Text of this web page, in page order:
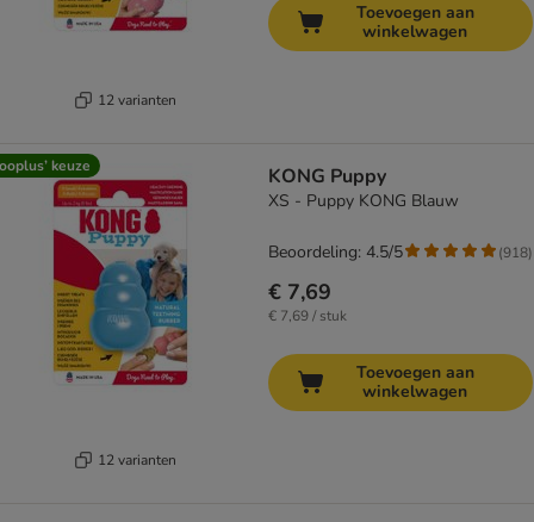
12 varianten
Toevoegen aan
winkelwagen
keuze
12 varianten
KONG Puppy
XS - Puppy KONG Blauw
€ 7,69
€ 7,69 / stuk
Beoordeling: 4.5/5 (918)
Toevoegen aan
winkelwagen